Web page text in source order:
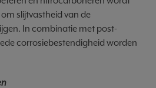
slijtvastheid van de
In combinatie met post-
corrosiebestendigheid worden